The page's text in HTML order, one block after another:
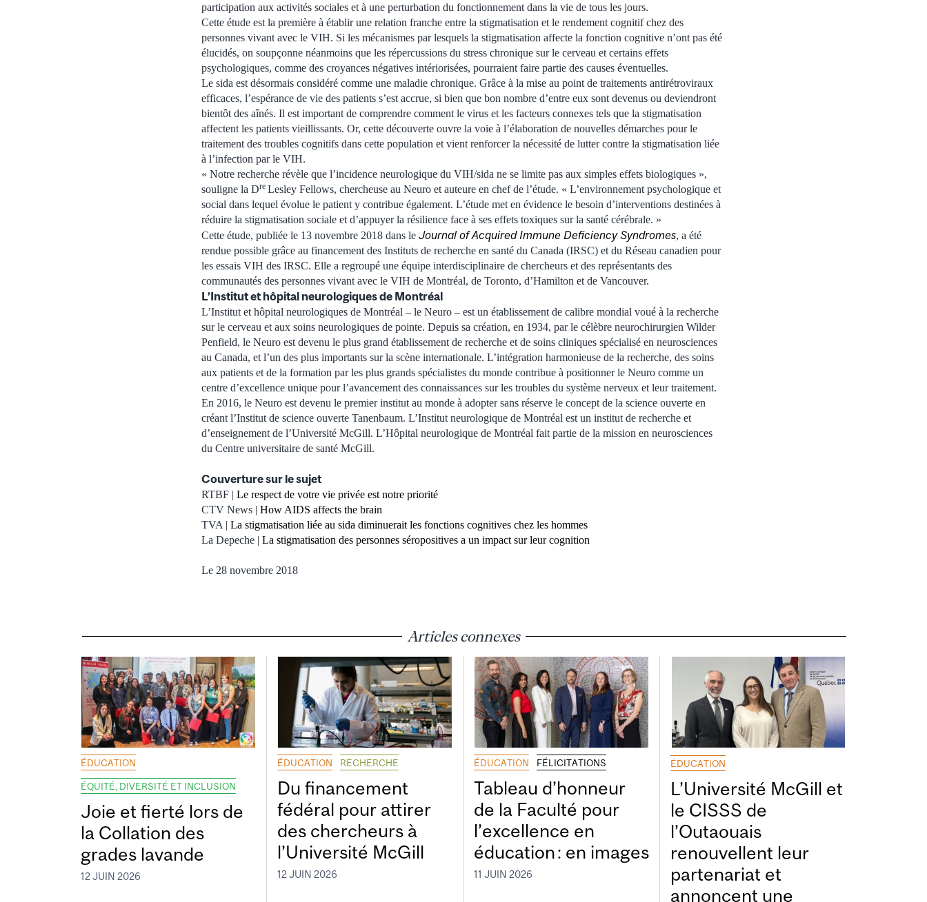
participation aux activités sociales et à une perturbation du fonctionnement dans la vie de tous les jours.
Cette étude est la première à établir une relation franche entre la stigmatisation et le rendement cognitif chez des
personnes vivant avec le VIH. Si les mécanismes par lesquels la stigmatisation affecte la fonction cognitive n’ont pas été
élucidés, on soupçonne néanmoins que les répercussions du stress chronique sur le cerveau et certains effets
psychologiques, comme des croyances négatives intériorisées, pourraient faire partie des causes éventuelles.
Le sida est désormais considéré comme une maladie chronique. Grâce à la mise au point de traitements antirétroviraux
efficaces, l’espérance de vie des patients s’est accrue, si bien que bon nombre d’entre eux sont devenus ou deviendront
bientôt des aînés. Il est important de comprendre comment le virus et les facteurs connexes tels que la stigmatisation
affectent les patients vieillissants. Or, cette découverte ouvre la voie à l’élaboration de nouvelles démarches pour le
traitement des troubles cognitifs dans cette population et vient renforcer la nécessité de lutter contre la stigmatisation liée
à l’infection par le VIH.
« Notre recherche révèle que l’incidence neurologique du VIH/sida ne se limite pas aux simples effets biologiques »,
souligne la Dre Lesley Fellows, chercheuse au Neuro et auteure en chef de l’étude. « L’environnement psychologique et
social dans lequel évolue le patient y contribue également. L’étude met en évidence le besoin d’interventions destinées à
réduire la stigmatisation sociale et d’appuyer la résilience face à ses effets toxiques sur la santé cérébrale. »
Cette étude, publiée le 13 novembre 2018 dans le Journal of Acquired Immune Deficiency Syndromes, a été
rendue possible grâce au financement des Instituts de recherche en santé du Canada (IRSC) et du Réseau canadien pour
les essais VIH des IRSC. Elle a regroupé une équipe interdisciplinaire de chercheurs et des représentants des
communautés des personnes vivant avec le VIH de Montréal, de Toronto, d’Hamilton et de Vancouver.
L’Institut et hôpital neurologiques de Montréal
L’Institut et hôpital neurologiques de Montréal – le Neuro – est un établissement de calibre mondial voué à la recherche
sur le cerveau et aux soins neurologiques de pointe. Depuis sa création, en 1934, par le célèbre neurochirurgien Wilder
Penfield, le Neuro est devenu le plus grand établissement de recherche et de soins cliniques spécialisé en neurosciences
au Canada, et l’un des plus importants sur la scène internationale. L’intégration harmonieuse de la recherche, des soins
aux patients et de la formation par les plus grands spécialistes du monde contribue à positionner le Neuro comme un
centre d’excellence unique pour l’avancement des connaissances sur les troubles du système nerveux et leur traitement.
En 2016, le Neuro est devenu le premier institut au monde à adopter sans réserve le concept de la science ouverte en
créant l’Institut de science ouverte Tanenbaum. L’Institut neurologique de Montréal est un institut de recherche et
d’enseignement de l’Université McGill. L’Hôpital neurologique de Montréal fait partie de la mission en neurosciences
du Centre universitaire de santé McGill.
Couverture sur le sujet
RTBF | Le respect de votre vie privée est notre priorité
CTV News | How AIDS affects the brain
TVA | La stigmatisation liée au sida diminuerait les fonctions cognitives chez les hommes
La Depeche | La stigmatisation des personnes séropositives a un impact sur leur cognition
Le 28 novembre 2018
Articles connexes
ÉDUCATION
ÉQUITÉ, DIVERSITÉ ET INCLUSION
Joie et fierté lors de
la Collation des
grades lavande
12 JUIN 2026
ÉDUCATION RECHERCHE
Du financement
fédéral pour attirer
des chercheurs à
l’Université McGill
12 JUIN 2026
ÉDUCATION FÉLICITATIONS
Tableau d’honneur
de la Faculté pour
l’excellence en
éducation : en images
11 JUIN 2026
ÉDUCATION
L’Université McGill et
le CISSS de
l’Outaouais
renouvellent leur
partenariat et
annoncent une